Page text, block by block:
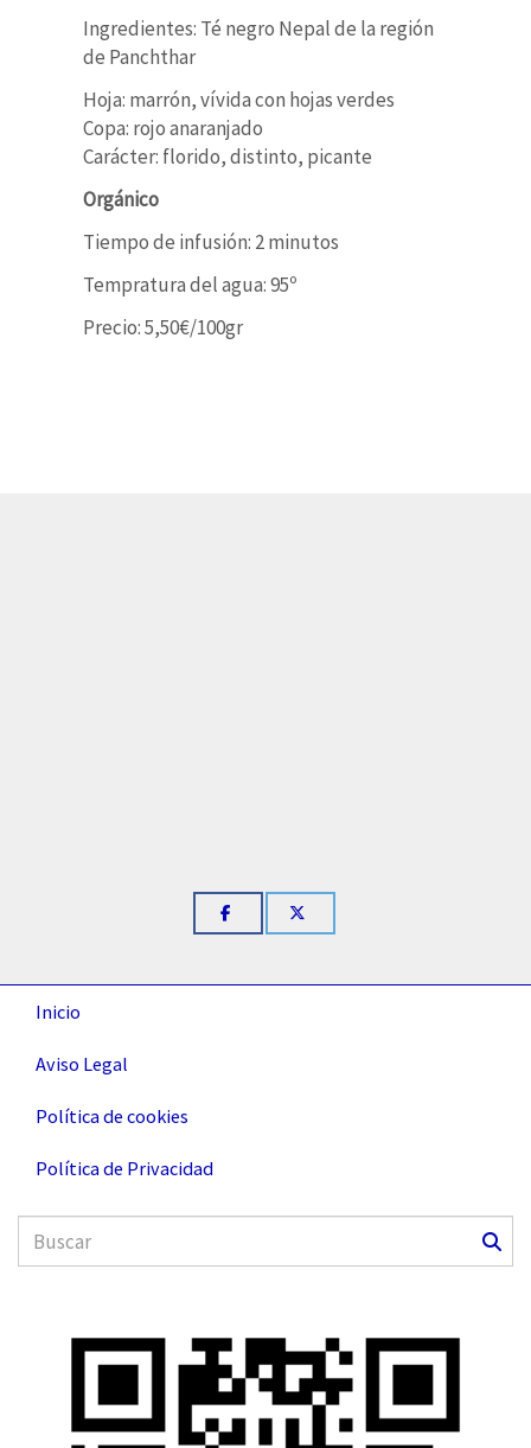
Ingredientes: Té negro Nepal de la región
de Panchthar
Hoja: marrón, vívidacon hojas verdes
Copa: rojo anaranjado
Carácter: florido, distinto, picante
Orgánico
Tiempo de infusión: 2 minutos
Tempratura del agua: 95º
Precio: 5,50€/100gr
Inicio
Aviso Legal
Política de cookies
Política de Privacidad